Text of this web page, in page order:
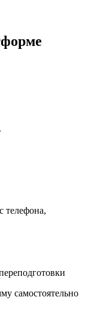
телефона,
самостоятельно